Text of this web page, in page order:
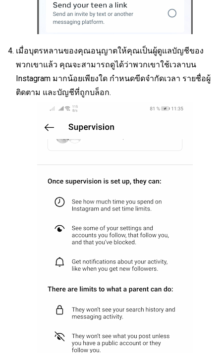
เมื่อบุตรหลานของคุณอนุญาตให้คุณเป็นผู้ดูแลบัญชีของ
พวกเขาแล้ว คุณจะสามารถดูได้ว่าพวกเขาใช้เวลาบน
Instagram มากน้อยเพียงใด กำหนดขีดจำกัดเวลา รายชื่อผู้
ติดตาม และบัญชีที่ถูกบล็อก.